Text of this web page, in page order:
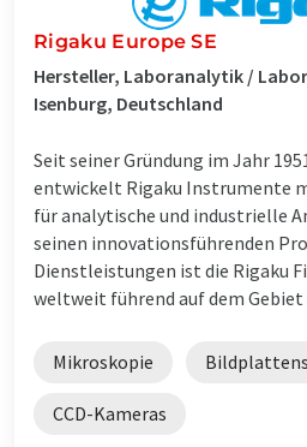
Rigaku Europe SE
Hersteller, Laboranalytik /
Isenburg, Deutschland
Seit seiner Gründung im Jahr
entwickelt Rigaku Instrumente
für analytische und industrielle
seinen innovationsführenden
Dienstleistungen ist die Rigaku
weltweit führend auf dem Gebiet
Mikroskopie
CCD-Kameras